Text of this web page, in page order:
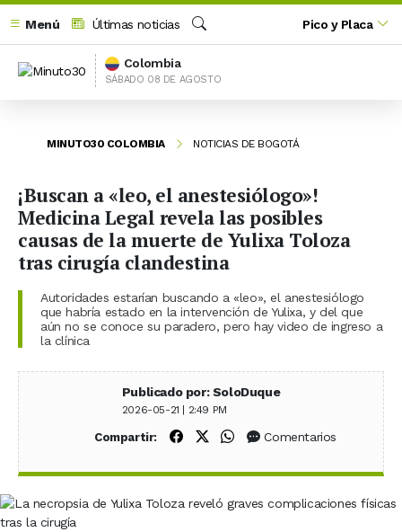
Menú
Últimas noticias
Buscar
Pico y Placa
Colombia
SÁBADO 08 DE AGOSTO
MINUTO30 COLOMBIA NOTICIAS DE BOGOTÁ
¡Buscan a «leo, el anestesiólogo»!
Medicina Legal revela las posibles
causas de la muerte de Yulixa Toloza
tras cirugía clandestina
Autoridades estarían buscando a «leo», el anestesiólogo
que habría estado en la intervención de Yulixa, y del que
aún no se conoce su paradero, pero hay video de ingreso a
la clínica
Publicado por: SoloDuque
2026-05-21 | 2:49 PM
Compartir: Compartir en Facebook
Compartir en X (Twitter)
Compartir en WhatsApp
Comentarios